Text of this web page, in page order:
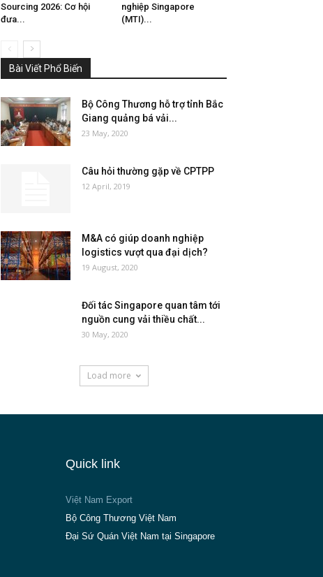
Sourcing 2026: Cơ hội
đưa...
nghiệp Singapore
(MTI)...
Bài Viết Phổ Biến
Bộ Công Thương hỗ trợ tỉnh Bắc
Giang quảng bá vải...
23 May, 2020
Câu hỏi thường gặp về CPTPP
12 April, 2019
M&A có giúp doanh nghiệp
logistics vượt qua đại dịch?
19 August, 2020
Đối tác Singapore quan tâm tới
nguồn cung vải thiều chất...
30 May, 2020
Load more
Quick link
Việt Nam Export
Bộ Công Thương Việt Nam
Đại Sứ Quán Việt Nam tại Singapore